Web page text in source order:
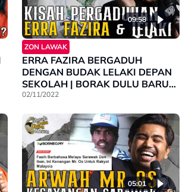
09:58
ZON LAWAK
ERRA FAZIRA BERGADUH
DENGAN BUDAK LELAKI DEPAN
SEKOLAH | BORAK DULU BARU
KAMU
02/11/2022
05:01